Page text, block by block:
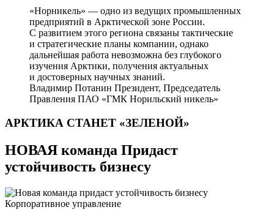
«Норникель» — одно из ведущих промышленных
предприятий в Арктической зоне России.
С развитием этого региона связаны тактические
и стратегические планы компании, однако
дальнейшая работа невозможна без глубокого
изучения Арктики, получения актуальных
и достоверных научных знаний.
Владимир Потанин Президент, Председатель
Правления ПАО «ГМК Норильский никель»
АРКТИКА СТАНЕТ «ЗЕЛЕНОЙ»
НОВАЯ команда Придаст
устойчивость бизнесу
Корпоративное управление